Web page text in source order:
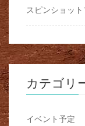
スピンショッ
カテゴリ
イベント予定